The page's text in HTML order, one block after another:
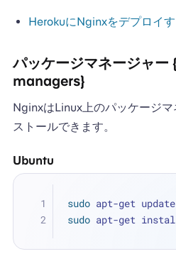
HerokuにNginxをデプロイ
パッケージマネージャー
managers}
NginxはLinux上のパッケージ
ストールできます。
Ubuntu
sudo apt-get update
sudo apt-get